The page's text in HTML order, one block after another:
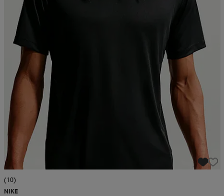
(10)
NIKE